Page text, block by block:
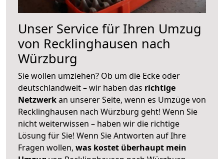
Unser Service für Ihren Umzug
von Recklinghausen nach
Würzburg
Sie wollen umziehen? Ob um die Ecke oder
deutschlandweit – wir haben das richtige
Netzwerkan unserer Seite, wenn es Umzüge von
Recklinghausen nach Würzburg geht! Wenn Sie
nicht weiterwissen – haben wir die richtige
Lösung für Sie! Wenn Sie Antworten auf Ihre
Fragen wollen, was kostet überhaupt mein